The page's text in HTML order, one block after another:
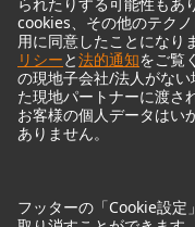
Imprint